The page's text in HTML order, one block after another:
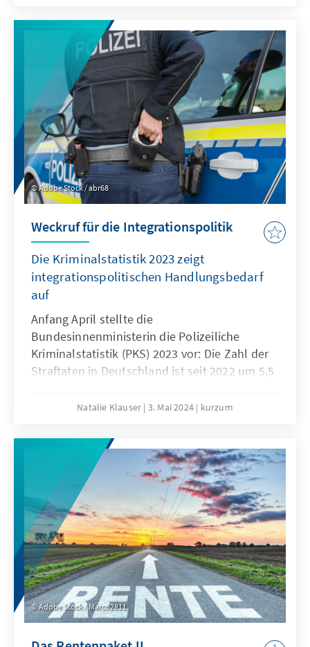
Die Betrachtung von wirtschaftlichen,
sicherheitspolitischen und gesellschaftlichen
Faktoren in Groß- und Mittelmächten gibt
Aufschluss über die Zusammenhänge
zwischen demografischem Wandel,
nationalen Strategien und der globalen
Machtstruktur.
Adobe Stock / abr68
Weckruf für die Integrationspolitik
Die Kriminalstatistik 2023 zeigt
integrationspolitischen Handlungsbedarf
auf
Anfang April stellte die
Bundesinnenministerin die Polizeiliche
Kriminalstatistik (PKS) 2023 vor: Die Zahl der
Straftaten in Deutschland ist seit 2022 um 5,5
Anstieg sieht das Bundeskriminalamt (BKA) in
legt nahe, dass ein Zusammenhang zwischen
krimineller Neigung und mangelnder
Integration bestehen kann. Welchen Beitrag
könnte Integrationspolitik zur
Kriminalitätsreduktion leisten?
Natalie Klauser 3. Mai 2024 kurzum
Adobe Stock / Marco2811